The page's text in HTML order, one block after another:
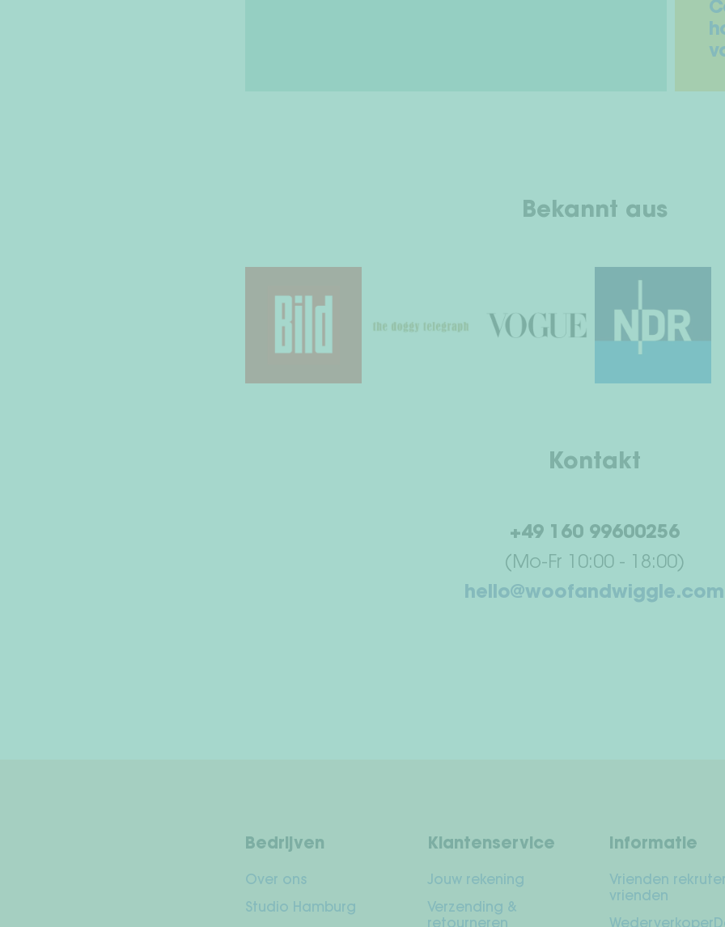
Bekannt aus
Kontakt
+49 160 99600256
(Mo-Fr 10:00 - 18:00)
hello@woofandwiggle.com
Bedrijven
Over ons
Studio Hamburg
Klantenservice
Jouw rekening
Verzending &
Informatie
Vrienden
vrienden